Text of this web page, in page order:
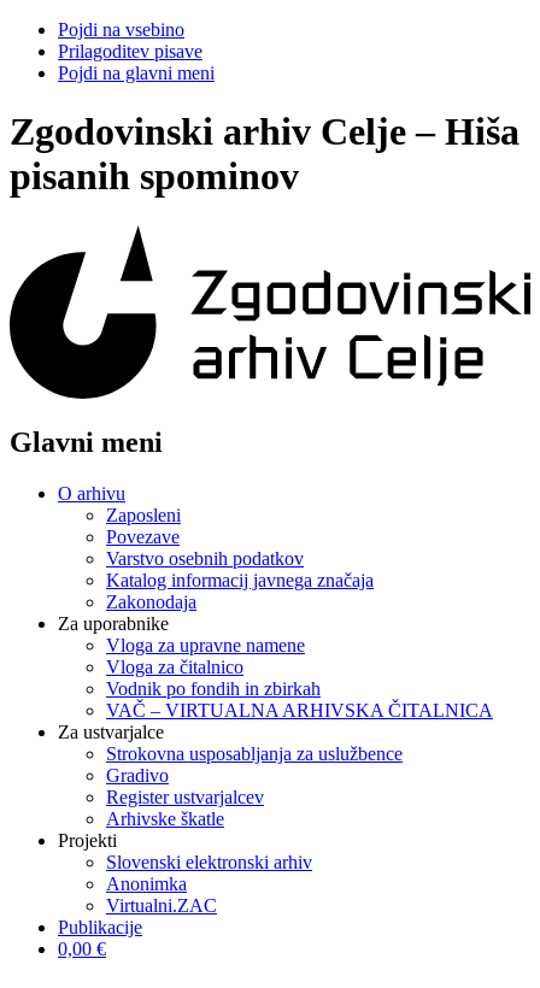
Pojdi na vsebino
Prilagoditev pisave
Pojdi na glavni meni
Zgodovinski arhiv Celje – Hiša
pisanih spominov
Glavni meni
O arhivu
Zaposleni
Povezave
Varstvo osebnih podatkov
Katalog informacij javnega značaja
Zakonodaja
Za uporabnike
Vloga za upravne namene
Vloga za čitalnico
Vodnik po fondih in zbirkah
VAČ – VIRTUALNA ARHIVSKA ČITALNICA
Za ustvarjalce
Strokovna usposabljanja za uslužbence
Gradivo
Register ustvarjalcev
Arhivske škatle
Projekti
Slovenski elektronski arhiv
Anonimka
Virtualni.ZAC
Publikacije
0,00 €